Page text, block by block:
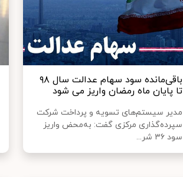
باقی‌مانده سود سهام عدالت سال ۹۸
تا پایان ماه رمضان واریز می شود
مدیر سیستم‌های تسویه و پرداخت شرکت
سپرده‌گذاری مرکزی گفت: به‌محض واریز
سود ۳۶ شر...